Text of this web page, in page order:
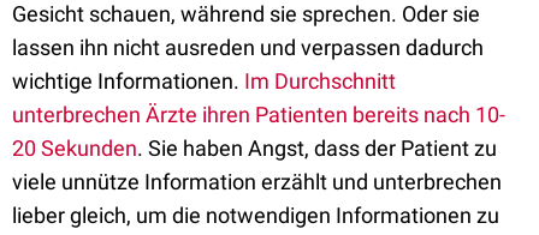
Gesicht schauen, während sie sprechen. Oder sie
lassen ihn nicht ausreden und verpassen dadurch
wichtige Informationen. Im Durchschnitt
unterbrechen Ärzte ihren Patienten bereits nach 10-
20 Sekunden. Sie haben Angst, dass der Patient zu
viele unnütze Information erzählt und unterbrechen
lieber gleich, um die notwendigen Informationen zu